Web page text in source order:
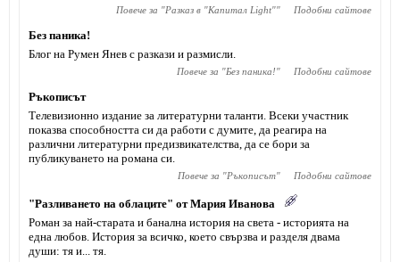
Повече за "Разказ в "Капитал Light"" Подобни сайтове
Без паника!
Блог на Румен Янев с разкази и размисли.
Повече за "Без паника!" Подобни сайтове
Ръкописът
Телевизионно издание за литературни таланти. Всеки участник
показва способността си да работи с думите, да реагира на
различни литературни предизвикателства, да се бори за
публикуването на романа си.
Повече за "Ръкописът" Подобни сайтове
"Разливането на облаците" от Мария Иванова
Роман за най-старата и банална история на света - историята на
една любов. История за всичко, което свързва и разделя двама
души: тя и... тя.